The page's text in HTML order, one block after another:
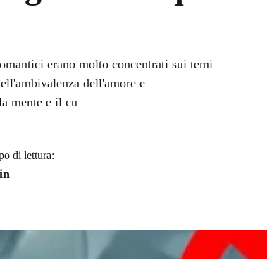
erano molto concentrati sui temi
dell'amore e
mente e il cu
di lettura: